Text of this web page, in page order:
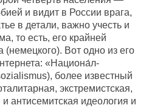
и видит в России врага,
в детали, важно учесть и
то есть, его крайней
Вот одно из его
«Национа́л-
более известный
экстремистская,
антисемитская идеология и